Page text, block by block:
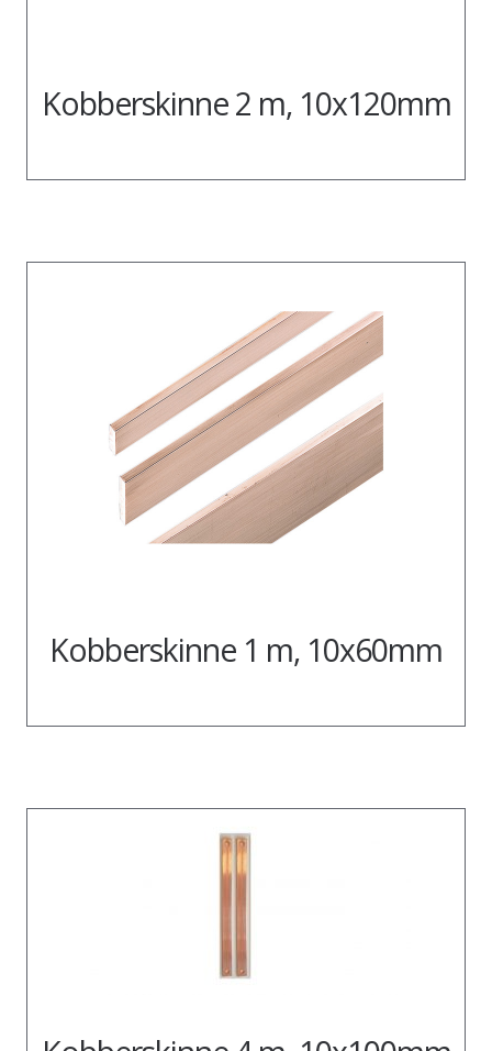
Kobberskinne 2 m, 10x120mm
Kobberskinne 1 m, 10x60mm